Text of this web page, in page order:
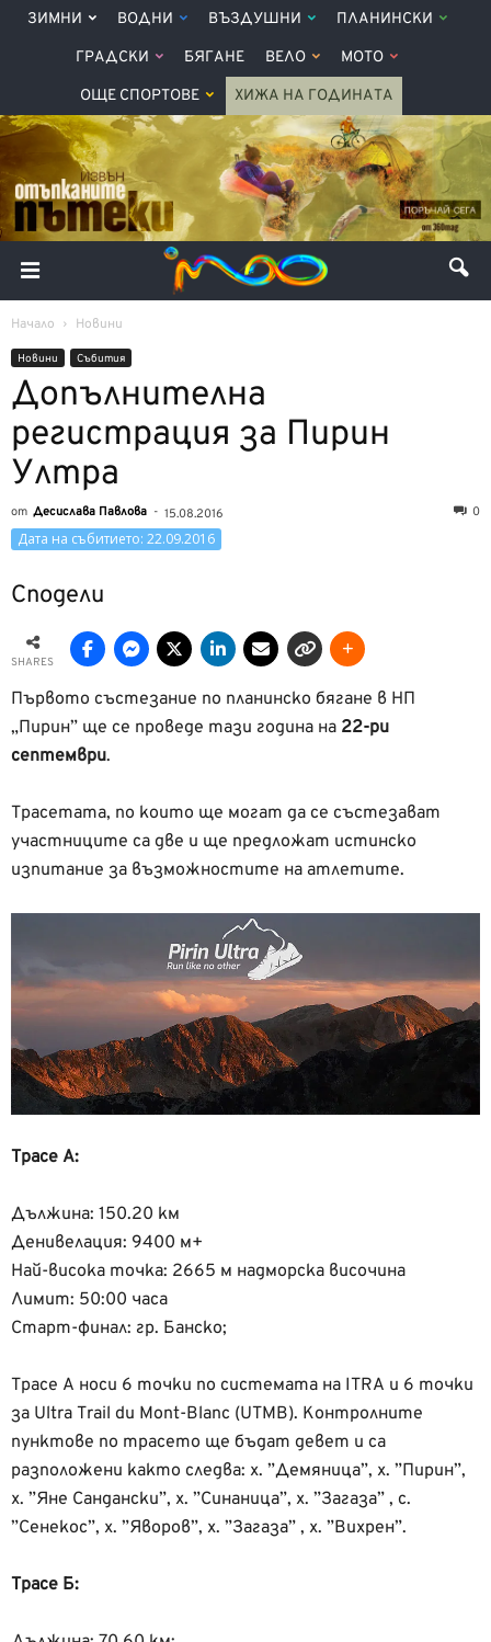
ЗИМНИ ВОДНИ ВЪЗДУШНИ ПЛАНИНСКИ
ГРАДСКИ БЯГАНЕ ВЕЛО МОТО
ОЩЕ СПОРТОВЕ ХИЖА НА ГОДИНАТА
Начало Новини
Новини Събития
Допълнителна
регистрация за Пирин
Ултра
от Десислава Павлова - 15.08.2016 0
Дата на събитието: 22.09.2016
Сподели
SHARES
Първото състезание по планинско бягане в НП
„Пирин” ще се проведе тази година на 22-ри
септември.
Трасетата, по които ще могат да се състезават
участниците са две и ще предложат истинско
изпитание за възможностите на атлетите.
Трасе А:
Дължина: 150.20 км
Денивелация: 9400 м+
Най-висока точка: 2665 м надморска височина
Лимит: 50:00 часа
Старт-финал: гр. Банско;
Трасе А носи 6 точки по системата на ITRA и 6 точки
за Ultra Trail du Mont-Blanc (UTMB). Контролните
пунктове по трасето ще бъдат девет и са
разположени както следва: х. ”Демяница”, х. ”Пирин”,
х. ”Яне Сандански”, х. ”Синаница”, х. ”Загаза” , с.
”Сенекос”, х. ”Яворов”, х. ”Загаза” , х. ”Вихрен”.
Трасе Б: